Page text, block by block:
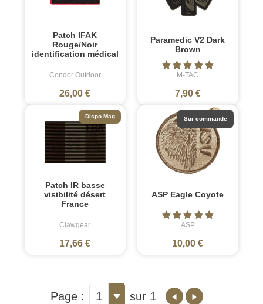
Patch IFAK
Rouge/Noir
identification médical
Condor Outdoor
26,00 €
Paramedic V2 Dark
Brown
M-TAC
7,90 €
Patch IR basse
visibilité désert
France
Clawgear
17,66 €
Dispo Mag
ASP Eagle Coyote
ASP
10,00 €
Sur commande
Page : 1 sur 1